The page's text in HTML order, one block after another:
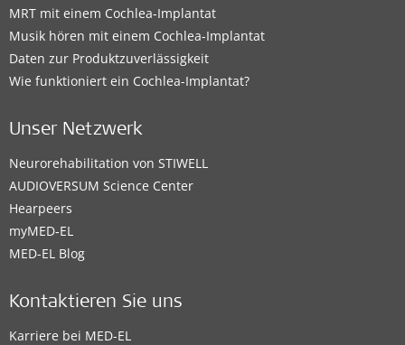
MRT mit einem Cochlea-Implantat
Musik hören mit einem Cochlea-Implantat
Daten zur Produktzuverlässigkeit
Wie funktioniert ein Cochlea-Implantat?
Unser Netzwerk
Neurorehabilitation von STIWELL
AUDIOVERSUM Science Center
Hearpeers
myMED‑EL
MED-EL Blog
Kontaktieren Sie uns
Karriere bei MED-EL